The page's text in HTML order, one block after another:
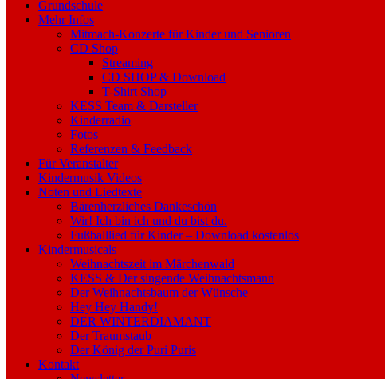
Grundschule
Mehr Infos
Mitmach-Konzerte für Kinder und Senioren
CD Shop
Streaming
CD SHOP & Download
T-Shirt Shop
KESS Team & Darsteller
Kinderradio
Fotos
Referenzen & Feedback
Für Veranstalter
Kindermusik Videos
Noten und Liedtexte
Bärenherzliches Dankeschön
Wir! Ich bin ich und du bist du.
Fußballlied für Kinder – Download kostenlos
Kindermusicals
Weihnachtszeit im Märchenwald
KESS & Der singende Weihnachtsmann
Der Weihnachtsbaum der Wünsche
Hey Hey Handy!
DER WINTERDIAMANT
Der Traumstaub
Der König der Puri Puris
Kontakt